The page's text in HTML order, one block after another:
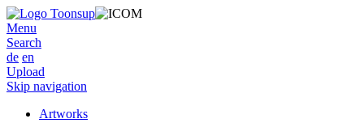
Menu
Search
de en
Upload
Skip navigation
Artworks